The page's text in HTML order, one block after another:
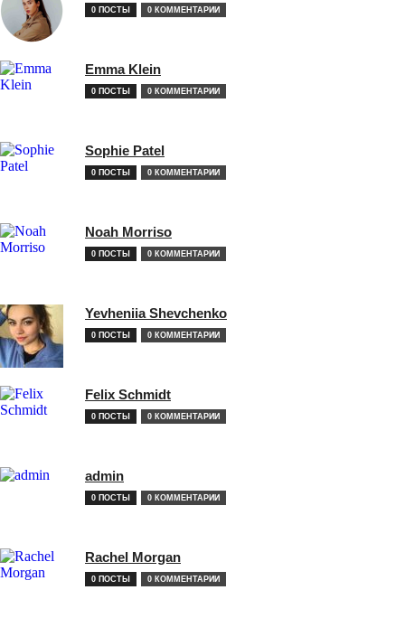
0 ПОСТЫ 0 КОММЕНТАРИИ
Emma Klein
0 ПОСТЫ 0 КОММЕНТАРИИ
Sophie Patel
0 ПОСТЫ 0 КОММЕНТАРИИ
Noah Morriso
0 ПОСТЫ 0 КОММЕНТАРИИ
Yevheniia Shevchenko
0 ПОСТЫ 0 КОММЕНТАРИИ
Felix Schmidt
0 ПОСТЫ 0 КОММЕНТАРИИ
admin
0 ПОСТЫ 0 КОММЕНТАРИИ
Rachel Morgan
0 ПОСТЫ 0 КОММЕНТАРИИ